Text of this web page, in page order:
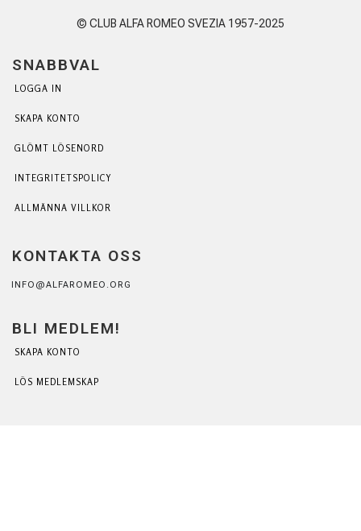
© CLUB ALFA ROMEO SVEZIA 1957-2025
SNABBVAL
LOGGA IN
SKAPA KONTO
GLÖMT LÖSENORD
INTEGRITETSPOLICY
ALLMÄNNA VILLKOR
KONTAKTA OSS
INFO@ALFAROMEO.ORG
BLI MEDLEM!
SKAPA KONTO
LÖS MEDLEMSKAP